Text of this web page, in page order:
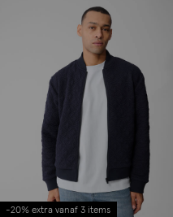
-20% extra vanaf 3 items